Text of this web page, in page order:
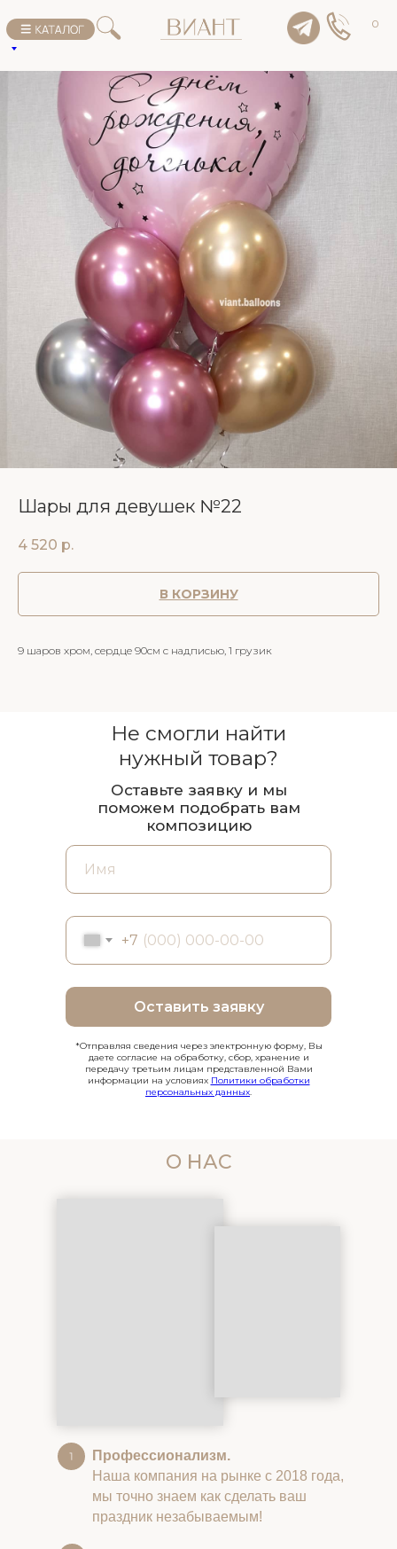
0
Шары для девушек №22
4 520 р.
В КОРЗИНУ
9 шаров хром, сердце 90см с надписью, 1 грузик
+7
Оставить заявку
Не смогли найти
нужный товар?
Оставьте заявку и мы
поможем подобрать вам
композицию
*Отправляя сведения через электронную форму, Вы
даете согласие на обработку, сбор, хранение и
передачу третьим лицам представленной Вами
информации на условиях Политики обработки
персональных данных.
О НАС
Профессионализм.
Наша компания на рынке с 2018 года,
мы точно знаем как сделать ваш
праздник незабываемым!